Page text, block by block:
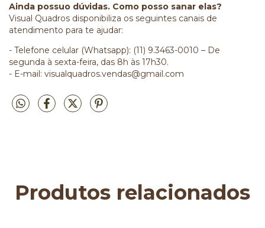
Ainda possuo dúvidas. Como posso sanar elas?
Visual Quadros disponibiliza os seguintes canais de
atendimento para te ajudar:
- Telefone celular (Whatsapp): (11) 9.3463-0010 – De
segunda à sexta-feira, das 8h às 17h30.
- E-mail: visualquadros.vendas@gmail.com
Produtos relacionados